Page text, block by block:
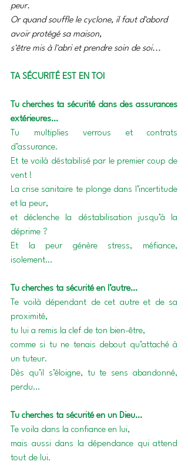
peur.
Or quand souffle le cyclone, il faut d'abord
avoir protégé sa maison,
s'être mis à l'abri et prendre soin de soi...
TA SÉCURITÉ EST EN TOI
Tu cherches ta sécurité dans des assurances
extérieures…
Tu multiplies verrous et contrats
d’assurance.
Et te voilà déstabilisé par le premier coup de
vent !
La crise sanitaire te plonge dans l’incertitude
et la peur,
et déclenche la déstabilisation jusqu’à la
déprime ?
Et la peur génère stress, méfiance,
isolement…
Tu cherches ta sécurité en l’autre…
Te voilà dépendant de cet autre et de sa
proximité,
tu lui a remis la clef de ton bien-être,
comme si tu ne tenais debout qu’attaché à
un tuteur.
Dès qu’il s’éloigne, tu te sens abandonné,
perdu…
Tu cherches ta sécurité en un Dieu…
Te voila dans la confiance en lui,
mais aussi dans la dépendance qui attend
tout de lui.